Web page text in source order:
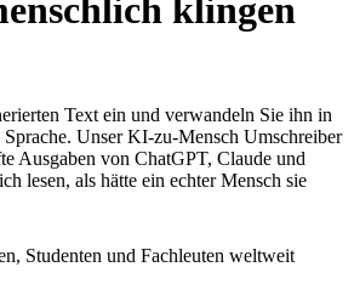
klingen
Text ein und verwandeln Sie ihn in
Unser KI-zu-Mensch Umschreiber
Ausgaben von ChatGPT, Claude und
lesen, als hätte ein echter Mensch sie
Studenten und Fachleuten weltweit